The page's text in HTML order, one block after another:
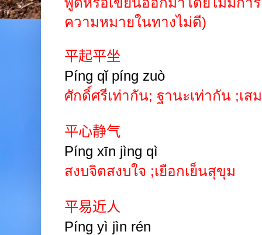
ความหมายในทางไม่ดี)
平起平坐
Píng qǐ píng zuò
ศักดิ์ศรีเท่ากัน; ฐานะเท่ากัน ;เส
平心静气
Píng xīn jìng qì
สงบจิตสงบใจ ;เยือกเย็นสุขุม
平易近人
Píng yì jìn rén